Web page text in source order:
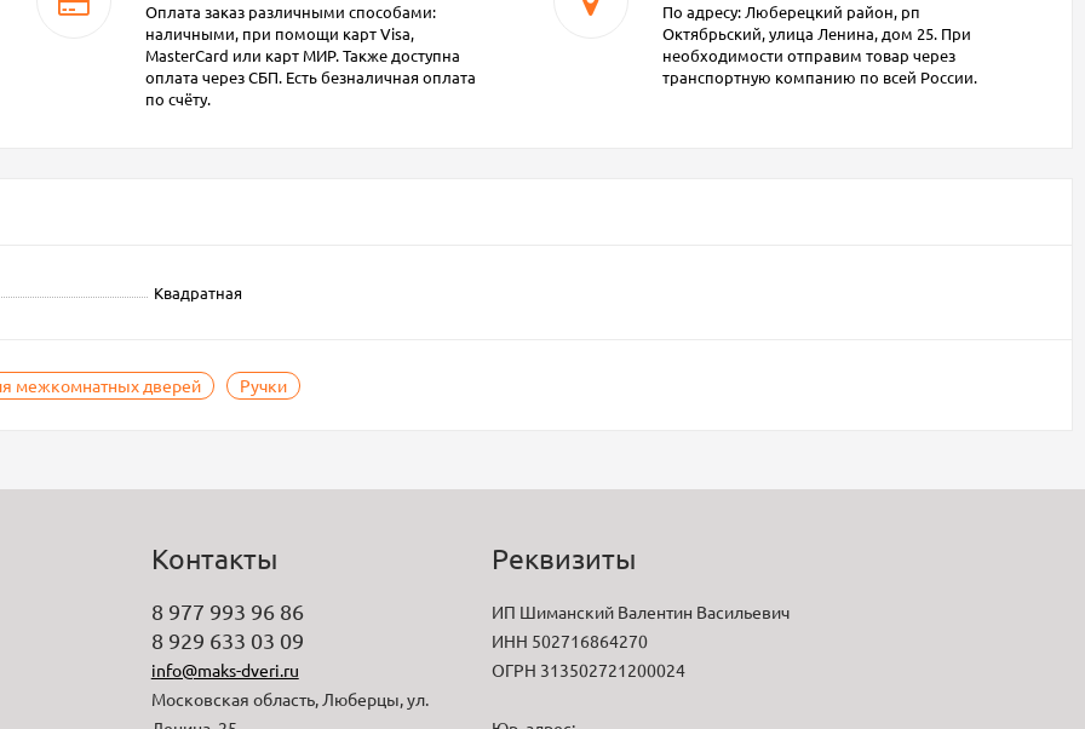
Оплата заказ различными способами:
наличными, при помощи карт Visa,
MasterCard или карт МИР. Также доступна
оплата через СБП. Есть безналичная оплата
по счёту.
По адресу: Люберецкий район, рп
Октябрьский, улица Ленина, дом 25. При
необходимости отправим товар через
транспортную компанию по всей России.
Квадратная
межкомнатных дверей Ручки
Контакты
8 977 993 96 86
8 929 633 03 09
info@maks-dveri.ru
Московская область, Люберцы, ул.
Реквизиты
ИП Шиманский Валентин Васильевич
ИНН 502716864270
ОГРН 313502721200024